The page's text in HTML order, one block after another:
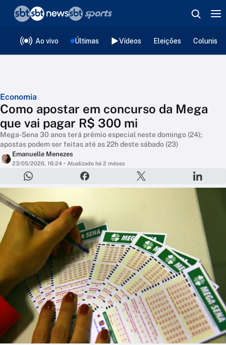
Ao vivo Últimas Vídeos Eleições
Economia
Como apostar em concurso da Mega
que vai pagar R$ 300 mi
Mega-Sena 30 anos terá prêmio especial neste domingo (24);
apostas podem ser feitas até as 22h deste sábado (23)
Emanuelle Menezes
23/05/2026, 16:24 • Atualizado há 2 mêses
❮voltar
Editorias